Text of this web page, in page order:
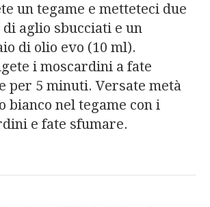
un tegame e metteteci due
di aglio sbucciati e un
di olio evo (10 ml).
i moscardini a fate
per 5 minuti. Versate metà
bianco nel tegame con i
e fate sfumare.